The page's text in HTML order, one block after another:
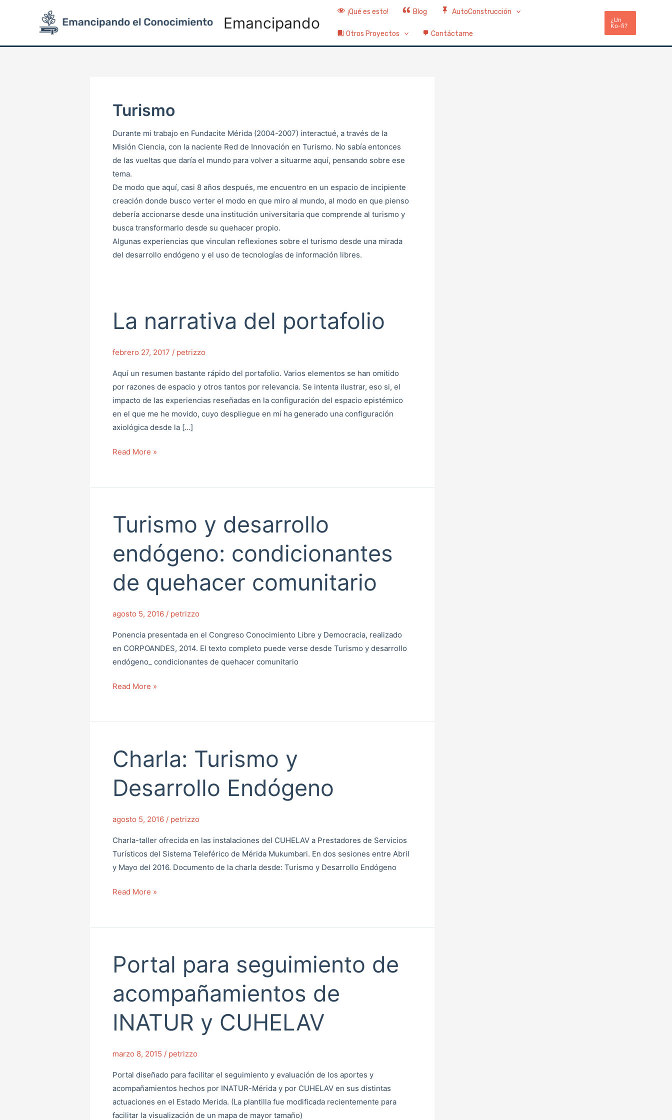
Emancipando
¡Qué es esto! Blog AutoConstrucción
Otros Proyectos Contáctame
¿Un
Ko-fi?
Turismo
Durante mi trabajo en Fundacite Mérida (2004-2007) interactué, a través de la
Misión Ciencia, con la naciente Red de Innovación en Turismo. No sabía entonces
de las vueltas que daría el mundo para volver a situarme aquí, pensando sobre ese
tema.
De modo que aquí, casi 8 años después, me encuentro en un espacio de incipiente
creación donde busco verter el modo en que miro al mundo, al modo en que pienso
debería accionarse desde una institución universitaria que comprende al turismo y
busca transformarlo desde su quehacer propio.
Algunas experiencias que vinculan reflexiones sobre el turismo desde una mirada
del desarrollo endógeno y el uso de tecnologías de información libres.
La narrativa del portafolio
febrero 27, 2017 / petrizzo
Aquí un resumen bastante rápido del portafolio. Varios elementos se han omitido
por razones de espacio y otros tantos por relevancia. Se intenta ilustrar, eso si, el
impacto de las experiencias reseñadas en la configuración del espacio epistémico
en el que me he movido, cuyo despliegue en mí ha generado una configuración
axiológica desde la […]
La
narrativa
portafolio
Read More »
Turismo y desarrollo
endógeno: condicionantes
de quehacer comunitario
agosto 5, 2016 / petrizzo
Ponencia presentada en el Congreso Conocimiento Libre y Democracia, realizado
en CORPOANDES, 2014. El texto completo puede verse desde Turismo y desarrollo
endógeno_ condicionantes de quehacer comunitario
Turismo
endógeno:
de
comunitario
Read More »
Charla: Turismo y
Desarrollo Endógeno
agosto 5, 2016 / petrizzo
Charla-taller ofrecida en las instalaciones del CUHELAV a Prestadores de Servicios
Turísticos del Sistema Teleférico de Mérida Mukumbari. En dos sesiones entre Abril
y Mayo del 2016. Documento de la charla desde: Turismo y Desarrollo Endógeno
Charla:
Turismo
y
Desarrollo
Read More »
Portal para seguimiento de
acompañamientos de
INATUR y CUHELAV
marzo 8, 2015 / petrizzo
Portal diseñado para facilitar el seguimiento y evaluación de los aportes y
acompañamientos hechos por INATUR-Mérida y por CUHELAV en sus distintas
actuaciones en el Estado Merida. (La plantilla fue modificada recientemente para
facilitar la visualización de un mapa de mayor tamaño)
Portal
de
y
pagination